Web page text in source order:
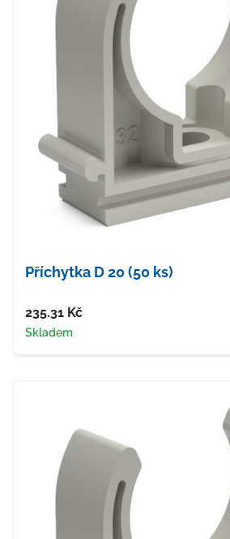
Příchytka D 20 (50 ks)
Cena
235.31 Kč
Dostupnost
Skladem